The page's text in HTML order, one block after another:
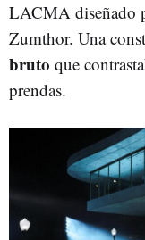
LACMA diseñado
Zumthor. Una
bruto que
prendas.